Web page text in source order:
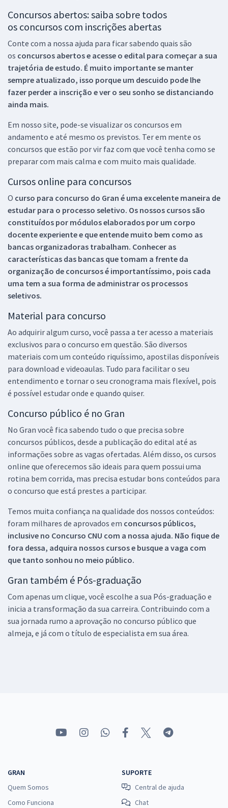
Concursos abertos: saiba sobre todos
os concursos com inscrições abertas
Conte com a nossa ajuda para ficar sabendo quais são
os concursos abertos e acesse o edital para começar a sua
trajetória de estudo. É muito importante se manter
sempre atualizado, isso porque um descuido pode lhe
fazer perder a inscrição e ver o seu sonho se distanciando
ainda mais.
Em nosso site, pode-se visualizar os concursos em
andamento e até mesmo os previstos. Ter em mente os
concursos que estão por vir faz com que você tenha como se
preparar com mais calma e com muito mais qualidade.
Cursos online para concursos
O curso para concurso do Gran é uma excelente maneira de
estudar para o processo seletivo. Os nossos cursos são
constituídos por módulos elaborados por um corpo
docente experiente e que entende muito bem como as
bancas organizadoras trabalham. Conhecer as
características das bancas que tomam a frente da
organização de concursos é importantíssimo, pois cada
uma tem a sua forma de administrar os processos
seletivos.
Material para concurso
Ao adquirir algum curso, você passa a ter acesso a materiais
exclusivos para o concurso em questão. São diversos
materiais com um conteúdo riquíssimo, apostilas disponíveis
para download e videoaulas. Tudo para facilitar o seu
entendimento e tornar o seu cronograma mais flexível, pois
é possível estudar onde e quando quiser.
Concurso público é no Gran
No Gran você fica sabendo tudo o que precisa sobre
concursos públicos, desde a publicação do edital até as
informações sobre as vagas ofertadas. Além disso, os cursos
online que oferecemos são ideais para quem possui uma
rotina bem corrida, mas precisa estudar bons conteúdos para
o concurso que está prestes a participar.
Temos muita confiança na qualidade dos nossos conteúdos:
foram milhares de aprovados em concursos públicos,
inclusive no Concurso CNU com a nossa ajuda. Não fique de
fora dessa, adquira nossos cursos e busque a vaga com
que tanto sonhou no meio público.
Gran também é Pós-graduação
Com apenas um clique, você escolhe a sua Pós-graduação e
inicia a transformação da sua carreira. Contribuindo com a
sua jornada rumo a aprovação no concurso público que
almeja, e já com o título de especialista em sua área.
GRAN
Quem Somos
Como Funciona
SUPORTE
Central de ajuda
Chat